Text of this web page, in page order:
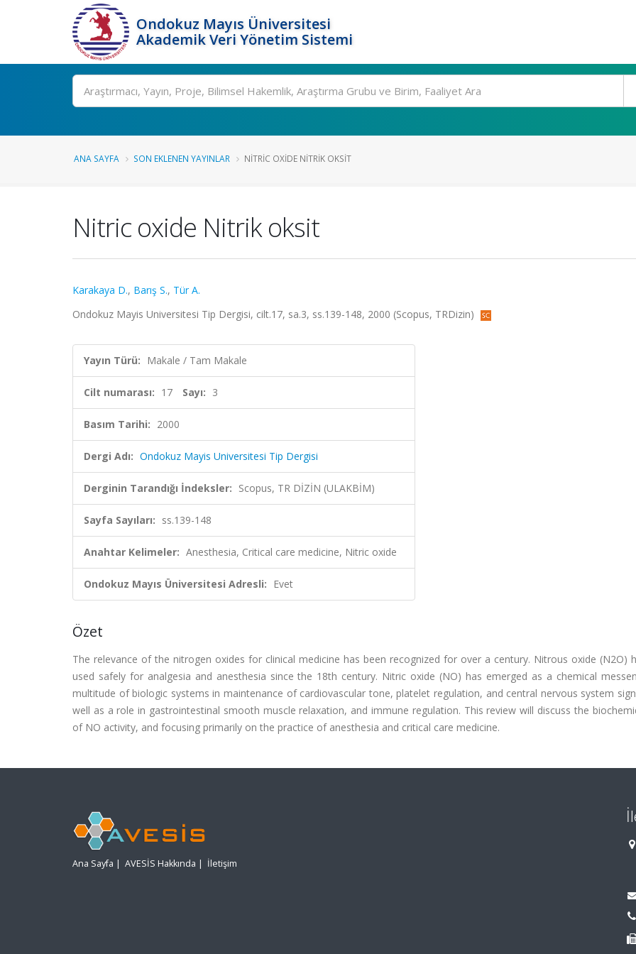
Ondokuz Mayıs Üniversitesi
Akademik Veri Yönetim Sistemi
Ara
ANA SAYFA SON EKLENEN YAYINLAR NITRIC OXIDE NITRIK OKSIT
Nitric oxide Nitrik oksit
Karakaya D., Barış S., Tür A.
Ondokuz Mayis Universitesi Tip Dergisi, cilt.17, sa.3, ss.139-148, 2000 (Scopus, TRDizin)
Yayın Türü: Makale / Tam Makale
Cilt numarası: 17 Sayı: 3
Basım Tarihi: 2000
Dergi Adı: Ondokuz Mayis Universitesi Tip Dergisi
Derginin Tarandığı İndeksler: Scopus, TR DİZİN (ULAKBİM)
Sayfa Sayıları: ss.139-148
Anahtar Kelimeler: Anesthesia, Critical care medicine, Nitric oxide
Ondokuz Mayıs Üniversitesi Adresli: Evet
Özet
The relevance of the nitrogen oxides for clinical medicine has been recognized for over a century. Nitrous oxide (N2O)
used safely for analgesia and anesthesia since the 18th century. Nitric oxide (NO) has emerged as a chemical
multitude of biologic systems in maintenance of cardiovascular tone, platelet regulation, and central nervous system
well as a role in gastrointestinal smooth muscle relaxation, and immune regulation. This review will discuss the
of NO activity, and focusing primarily on the practice of anesthesia and critical care medicine.
Ana Sayfa | AVESİS Hakkında | İletişim